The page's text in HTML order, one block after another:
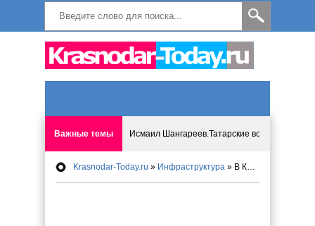
Важные темы Исмаил Шангареев.Татарские встречи на
Программа «Мир без слёз» впервые в Анапе:
Krasnodar-Today.ru » Инфраструктура » В Краснодаре упростили процедуру получения загранпаспорта